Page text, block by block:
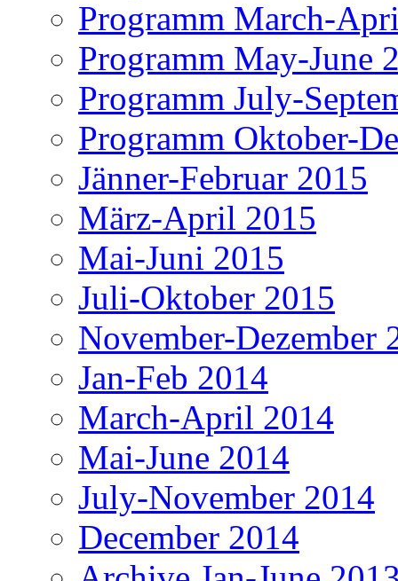
Programm March-
Programm May-June
Programm July-
Programm Oktober-
Jänner-Februar 2015
März-April 2015
Mai-Juni 2015
Juli-Oktober 2015
November-Dezember
Jan-Feb 2014
March-April 2014
Mai-June 2014
July-November 2014
December 2014